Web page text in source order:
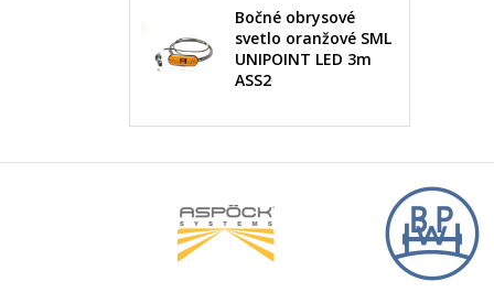
Bočné obrysové
svetlo oranžové SML
UNIPOINT LED 3m
ASS2